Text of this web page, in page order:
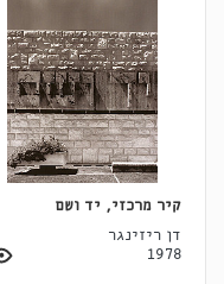
קיר מרכזי, יד ושם
דן ריזינגר
1978